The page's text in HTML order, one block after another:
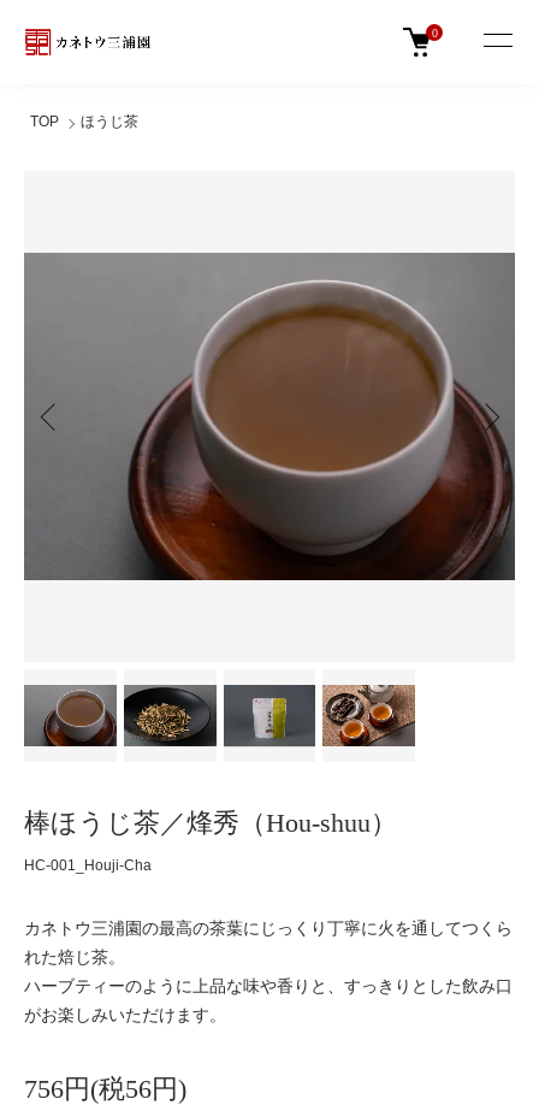
0
TOP ほうじ茶
棒ほうじ茶／烽秀（Hou-shuu）
HC-001_Houji-Cha
カネトウ三浦園の最高の茶葉にじっくり丁寧に火を通してつくら
れた焙じ茶。
ハーブティーのように上品な味や香りと、すっきりとした飲み口
がお楽しみいただけます。
756円(税56円)